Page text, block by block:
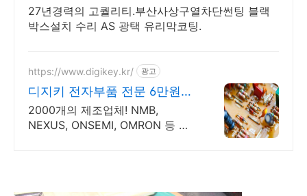
27년경력의 고퀄리티.부산사상구열차단썬팅 블랙
박스설치 수리 AS 광택 유리막코팅.
https://www.digikey.kr/ 광고
디지키 전자부품 전문 6만원이
상 무료배송,당일발송
2000개의 제조업체! NMB,
NEXUS, ONSEMI, OMRON 등 간